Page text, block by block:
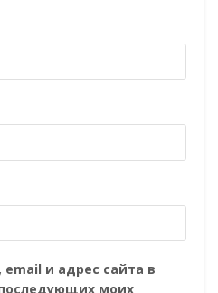
и адрес сайта в
моих